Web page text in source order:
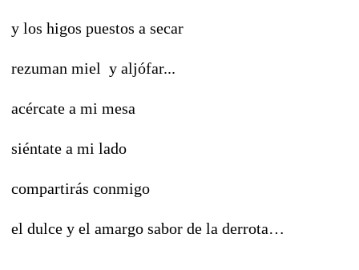
y los higos puestos a secar
rezuman miel y aljófar...
acércate a mi mesa
siéntate a mi lado
compartirás conmigo
el dulce y el amargo sabor de la derrota…